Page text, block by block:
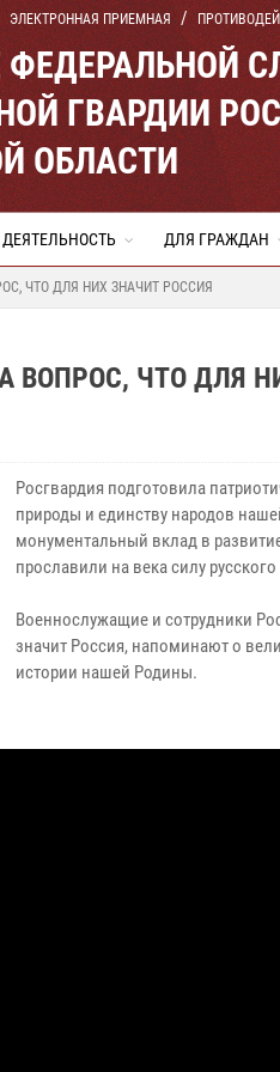
ЭЛЕКТРОННАЯ ПРИЕМНАЯ
ФЕДЕРАЛЬНОЙ
ГВАРДИИ
ОБЛАСТИ
ДЕЯТЕЛЬНОСТЬ ДЛЯ ГРАЖДАН
ЧТО ДЛЯ НИХ ЗНАЧИТ РОССИЯ
ВОПРОС, ЧТО ДЛЯ
Росгвардия подготовила
природы и единству народов
монументальный вклад в
прославили на века силу
Военнослужащие и сотрудники
значит Россия, напоминают о
истории нашей Родины.